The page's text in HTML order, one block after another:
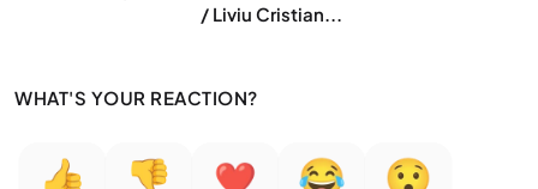
/ Liviu Cristian...
WHAT'S YOUR REACTION?